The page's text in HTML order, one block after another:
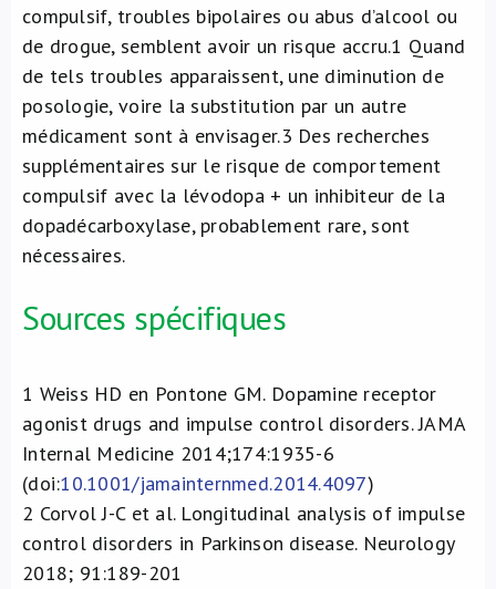
compulsif, troubles bipolaires ou abus d’alcool ou
de drogue, semblent avoir un risque accru.1 Quand
de tels troubles apparaissent, une diminution de
posologie, voire la substitution par un autre
médicament sont à envisager.3 Des recherches
supplémentaires sur le risque de comportement
compulsif avec la lévodopa + un inhibiteur de la
dopadécarboxylase, probablement rare, sont
nécessaires.
Sources spécifiques
1 Weiss HD en Pontone GM. Dopamine receptor
agonist drugs and impulse control disorders. JAMA
Internal Medicine 2014;174:1935-6
(doi:10.1001/jamainternmed.2014.4097)
2 Corvol J-C et al. Longitudinal analysis of impulse
control disorders in Parkinson disease. Neurology
2018; 91:189-201